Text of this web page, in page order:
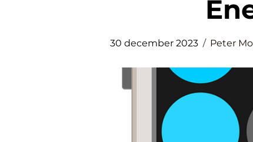
30 december 2023 Peter